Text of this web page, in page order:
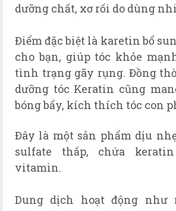
dưỡng chất, xơ rối do dùng
Điểm đặc biệt là karetin bổ
cho bạn, giúp tóc khỏe
tình trạng gãy rụng. Đồng
dưỡng tóc Keratin cũng
bóng bẩy, kích thích tóc con
Đây là một sản phẩm dịu
sulfate thấp, chứa
vitamin.
Dung dịch hoạt động như